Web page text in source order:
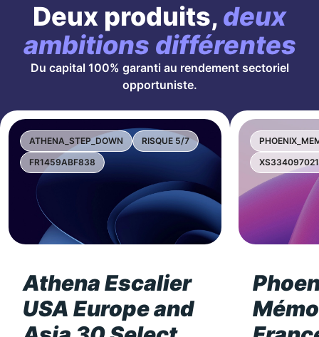
Deux produits, deux
ambitions différentes
Du capital 100% garanti au rendement sectoriel
opportuniste.
ATHENA_STEP_DOWN
RISQUE 5/7
FR1459ABF838
Athena Escalier
USA Europe and